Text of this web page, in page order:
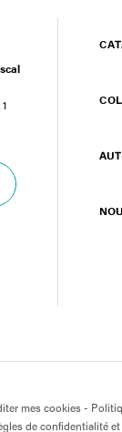
mes cookies-
de confidentialité